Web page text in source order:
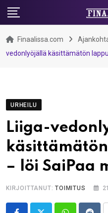
Skip
content
Finaalissa.com
vedonlyöjällä käsittämätön
URHEILU
Liiga-
– löi SaiPaa
KIRJOITTANUT:TOIMITUS